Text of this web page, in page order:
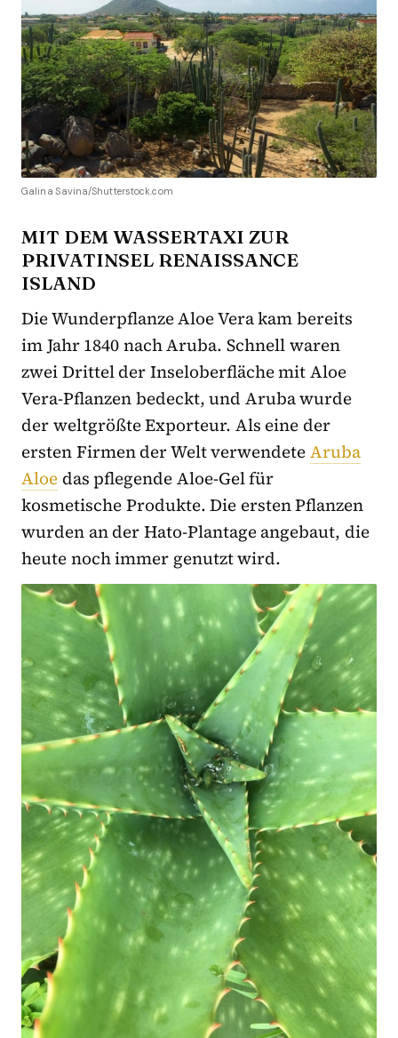
Galina Savina/Shutterstock.com
MIT DEM WASSERTAXI ZUR
PRIVATINSEL RENAISSANCE
ISLAND
Die Wunderpflanze Aloe Vera kam bereits
im Jahr 1840 nach Aruba. Schnell waren
zwei Drittel der Inseloberfläche mit Aloe
Vera-Pflanzen bedeckt, und Aruba wurde
der weltgrößte Exporteur. Als eine der
ersten Firmen der Welt verwendeteAruba
Aloe das pflegende Aloe-Gel für
kosmetische Produkte. Die ersten Pflanzen
wurden an der Hato-Plantage angebaut, die
heute noch immer genutzt wird.